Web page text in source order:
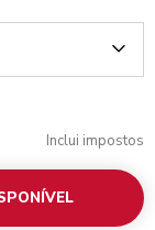
Inclui impostos